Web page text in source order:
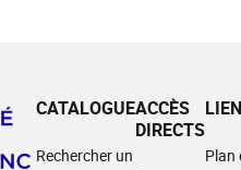
CATALOGUE
Rechercher un
ACCÈS
DIRECTS
Plan